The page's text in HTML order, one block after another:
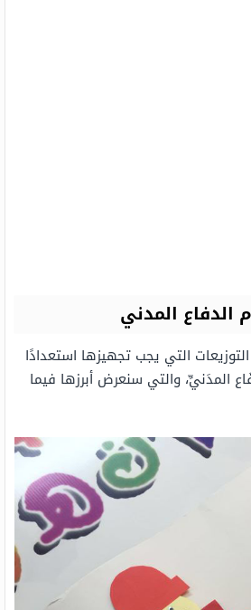
الدفاع المدني
التي يجب تجهيزها استعدادًا
المدَنيِّ، والتي سنعرض أبرزها فيما